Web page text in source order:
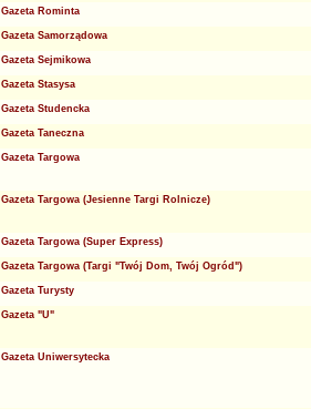
Gazeta Rominta
Gazeta Samorządowa
Gazeta Sejmikowa
Gazeta Stasysa
Gazeta Studencka
Gazeta Taneczna
Gazeta Targowa
Gazeta Targowa (Jesienne Targi Rolnicze)
Gazeta Targowa (Super Express)
Gazeta Targowa (Targi "Twój Dom, Twój Ogród")
Gazeta Turysty
Gazeta "U"
Gazeta Uniwersytecka